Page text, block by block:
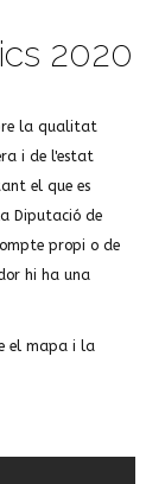
2020
la qualitat
i de l'estat
el que es
Diputació de
propi o de
hi ha una
el mapa i la